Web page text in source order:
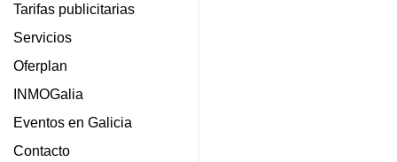
Tarifas publicitarias
Servicios
Oferplan
INMOGalia
Eventos en Galicia
Contacto